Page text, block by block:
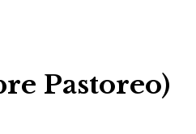
Pastoreo)